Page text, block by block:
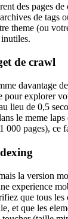
des pages
de tags
theme (ou
de crawl
davantage
pour explorer
lieu de 0,5
le meme
000 pages), ce
la version
experience
que tous
et que les